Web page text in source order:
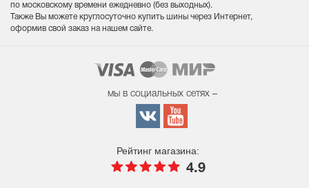
по московскому времени ежедневно (без выходных).
Также Вы можете круглосуточно купить шины через Интернет,
оформив свой заказ на нашем сайте.
мы в социальных сетях –
Рейтинг магазина:
4.9